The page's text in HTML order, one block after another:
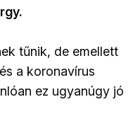
tűnik, de emellett
a koronavírus
ez ugyanúgy jó